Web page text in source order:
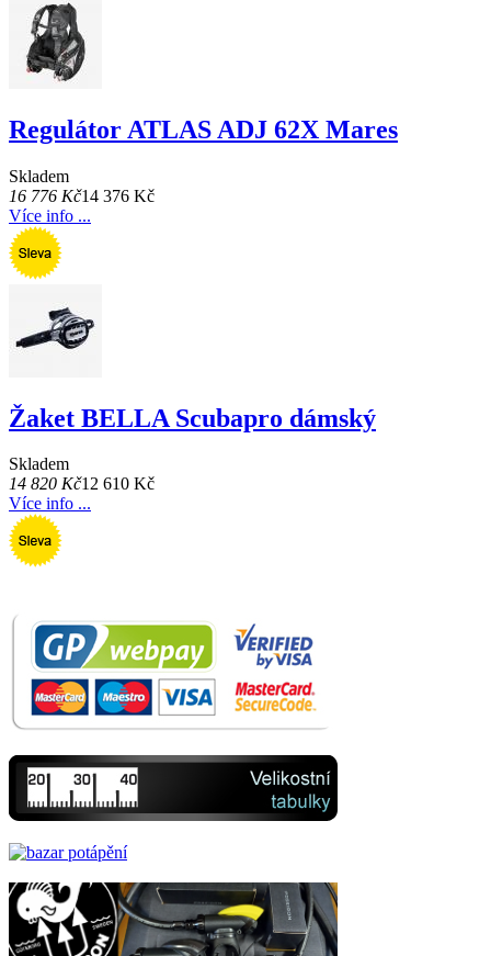
Regulátor ATLAS ADJ 62X Mares
Skladem
16 776 Kč14 376 Kč
Více info ...
Žaket BELLA Scubapro dámský
Skladem
14 820 Kč12 610 Kč
Více info ...